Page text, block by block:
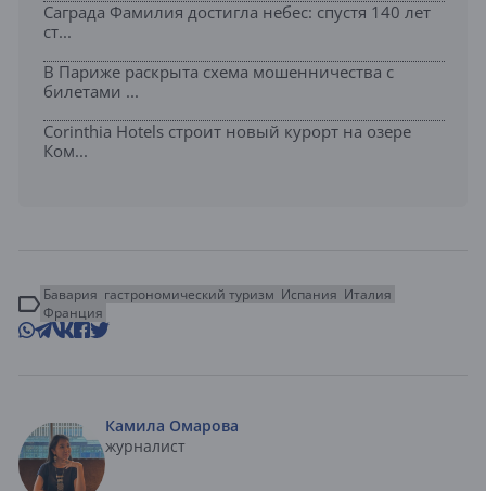
Саграда Фамилия достигла небес: спустя 140 лет
ст...
В Париже раскрыта схема мошенничества с
билетами ...
Corinthia Hotels строит новый курорт на озере
Ком...
Бавария гастрономический туризм Испания Италия
Франция
Камила Омарова
журналист